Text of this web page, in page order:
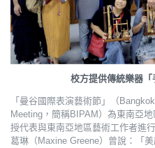
校方提供傳統樂器
「曼谷國際表演藝術節」（
Meeting，簡稱BIPAM）為東南亞
授代表與東南亞地區藝術工作者進
葛琳（Maxine Greene）曾說：「